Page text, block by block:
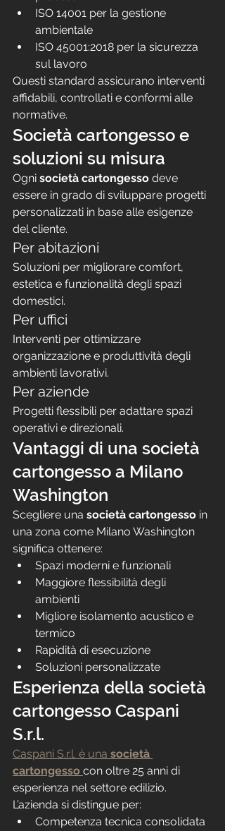
ISO 14001 per la gestione
ambientale
ISO 45001:2018 per la sicurezza
sul lavoro
Questi standard assicurano interventi
affidabili, controllati e conformi alle
normative.
Società cartongesso e
soluzioni su misura
Ogni società cartongesso deve
essere in grado di sviluppare progetti
personalizzati in base alle esigenze
del cliente.
Per abitazioni
Soluzioni per migliorare comfort,
estetica e funzionalità degli spazi
domestici.
Per uffici
Interventi per ottimizzare
organizzazione e produttività degli
ambienti lavorativi.
Per aziende
Progetti flessibili per adattare spazi
operativi e direzionali.
Vantaggi di una società
cartongesso a Milano
Washington
Scegliere una società cartongesso in
una zona come Milano Washington
significa ottenere:
Spazi moderni e funzionali
Maggiore flessibilità degli
ambienti
Migliore isolamento acustico e
termico
Rapidità di esecuzione
Soluzioni personalizzate
Esperienza della società
cartongesso Caspani
S.r.l.
Caspani S.r.l. è una società
cartongesso con oltre 25 anni di
esperienza nel settore edilizio.
L’azienda si distingue per:
Competenza tecnica consolidata